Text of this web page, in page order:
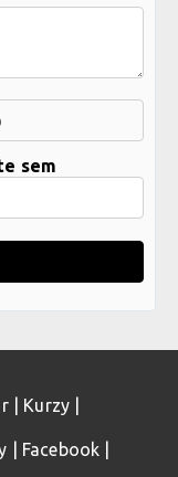
sem
| Kurzy
Facebook